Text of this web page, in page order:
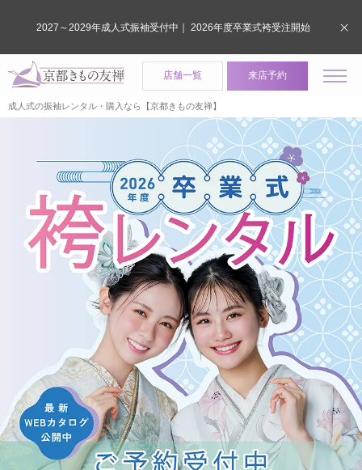
店舗一覧 来店予約
成人式の振袖レンタル・購入なら【京都きもの友禅】
2027～2029年成人式振袖受付中｜ 2026年度卒業式袴受注開始